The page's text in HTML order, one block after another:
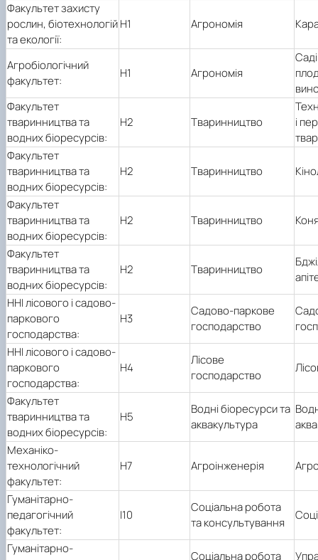
Факультет захисту
рослин, біотехнологій
та екології:
Н1 Агрономія
Агробіологічний
факультет:
Н1 Агрономія
Факультет
тваринництва та
водних біоресурсів:
Н2 Тваринництво
і
Факультет
тваринництва та
водних біоресурсів:
Н2 Тваринництво
Факультет
тваринництва та
водних біоресурсів:
Н2 Тваринництво
Факультет
тваринництва та
водних біоресурсів:
Н2 Тваринництво
ННІ лісового і садово-
паркового
господарства:
Н3
Садово-паркове
господарство
ННІ лісового і садово-
паркового
господарства:
Н4
Лісове
господарство
Факультет
тваринництва та
водних біоресурсів:
Н5
Водні біоресурси та
аквакультура
Механіко-
технологічний
факультет:
Н7 Агроінженерія
Гуманітарно-
педагогічний
факультет:
І10
Соціальна робота
та консультування
Гуманітарно-
Соціальна робота